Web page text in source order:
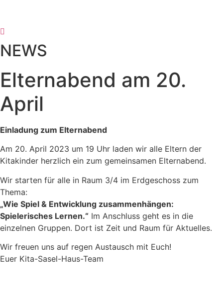
NEWS
Elternabend am 20.
April
Einladung zum Elternabend
Am 20. April 2023 um 19 Uhr laden wir alle Eltern der
Kitakinder herzlich ein zum gemeinsamen Elternabend.
Wir starten für alle in Raum 3/4 im Erdgeschoss zum
Thema:
„Wie Spiel & Entwicklung zusammenhängen:
Spielerisches Lernen.“ Im Anschluss geht es in die
einzelnen Gruppen. Dort ist Zeit und Raum für Aktuelles.
Wir freuen uns auf regen Austausch mit Euch!
Euer Kita-Sasel-Haus-Team